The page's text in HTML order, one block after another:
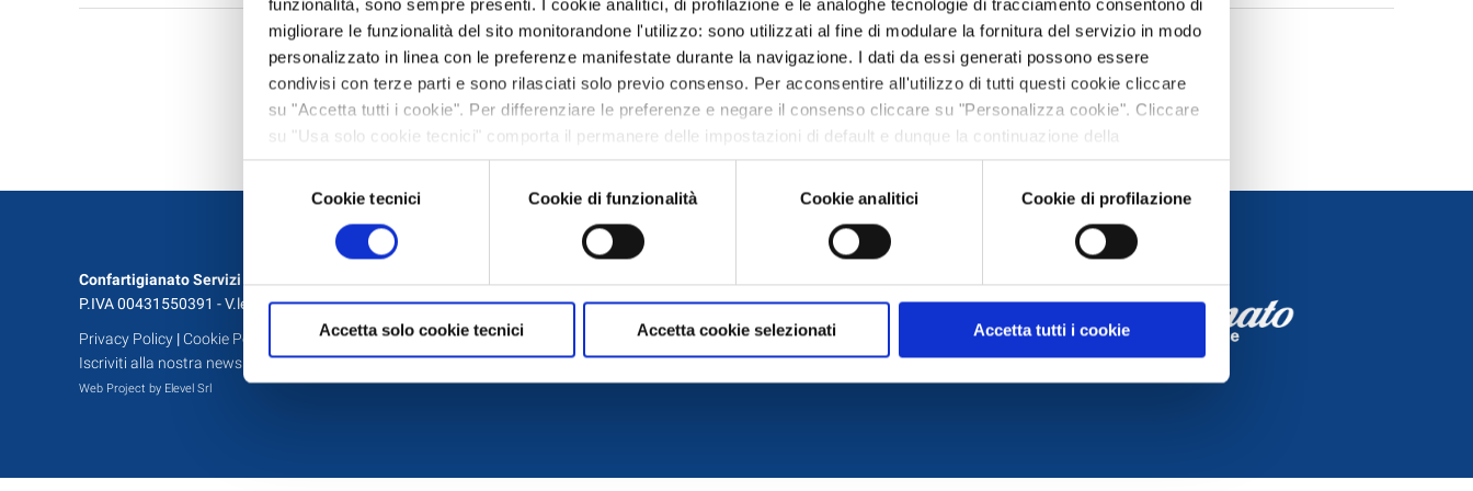
funzionalità, sono sempre presenti. I cookie analitici, di profilazione e le analoghe tecnologie di tracciamento consentono di
migliorare le funzionalità del sito monitorandone l'utilizzo: sono utilizzati al fine di modulare la fornitura del servizio in modo
personalizzato in linea con le preferenze manifestate durante la navigazione. I dati da essi generati possono essere
condivisi con terze parti e sono rilasciati solo previo consenso. Per acconsentire all'utilizzo di tutti questi cookie cliccare
su "Accetta tutti i cookie". Per differenziare le preferenze e negare il consenso cliccare su "Personalizza cookie". Cliccare
su "Usa solo cookie tecnici" comporta il permanere delle impostazioni di default e dunque la continuazione della
navigazione in assenza di cookie o altri strumenti di tracciamento diversi da quelli tecnici. Infine, per avere maggiori
informazioni, leggere la
Cookie policy.
Cookie tecnici Cookie di funzionalità Cookie analitici Cookie di profilazione
Accetta solo cookie tecnici Accetta cookie selezionati Accetta tutti i cookie
Confartigianato Servizi S.C.
P.IVA 00431550391 - V.le Berlinguer, 8 - 48124 Ravenna
Privacy Policy |Cookie Policy Modifica Consenso Cookie| Associazione trasparente|Whistleblowing
Iscriviti alla nostra newsletter
Web Project by Elevel Srl